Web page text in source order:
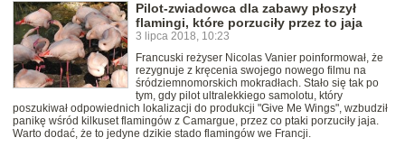
Pilot-zwiadowca dla zabawy płoszył
flamingi, które porzuciły przez to jaja
3 lipca 2018, 10:23
Francuski reżyser Nicolas Vanier poinformował, że
rezygnuje z kręcenia swojego nowego filmu na
śródziemnomorskich mokradłach. Stało się tak po
tym, gdy pilot ultralekkiego samolotu, który
poszukiwał odpowiednich lokalizacji do produkcji "Give Me Wings", wzbudził
panikę wśród kilkuset flamingów z Camargue, przez co ptaki porzuciły jaja.
Warto dodać, że to jedyne dzikie stado flamingów we Francji.